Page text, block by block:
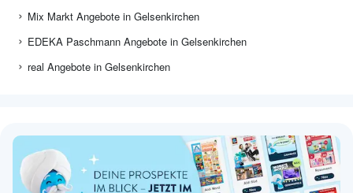
Mix Markt Angebote in Gelsenkirchen
EDEKA Paschmann Angebote in Gelsenkirchen
real Angebote in Gelsenkirchen